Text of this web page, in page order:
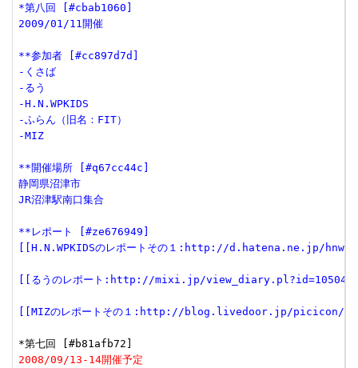
*第八回 [#cbab1060]
2009/01/11開催
**参加者 [#cc897d7d]
-くさば
-るう
-H.N.WPKIDS
-ふらん（旧名：FIT）
-MIZ
**開催場所 [#q67cc44c]
静岡県沼津市
JR沼津駅南口集合
**レポート [#ze676949]
[[H.N.WPKIDSのレポートその１:http://d.hatena.ne.jp/
[[るうのレポート:http://mixi.jp/
[[MIZのレポートその１:http://blog.livedoor.jp/
2008/09/13-14開催予定